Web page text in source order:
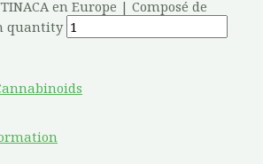
en Europe | Composé de
quantity